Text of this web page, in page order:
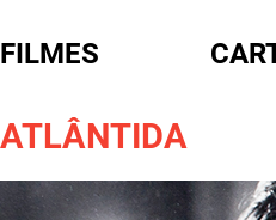
FILMES
ATLÂNTIDA